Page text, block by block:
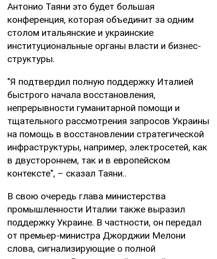
Антонио Таяни это будет большая
конференция, которая объединит за одним
столом итальянские и украинские
институциональные органы власти и бизнес-
структуры.
"Я подтвердил полную поддержку Италией
быстрого начала восстановления,
непрерывности гуманитарной помощи и
тщательного рассмотрения запросов Украины
на помощь в восстановлении стратегической
инфраструктуры, например, электросетей, как
в двустороннем, так и в европейском
контексте", – сказал Таяни..
В свою очередь глава министерства
промышленности Италии также выразил
поддержку Украине. В частности, он передал
от премьер-министра Джорджии Мелони
слова, сигнализирующие о полной